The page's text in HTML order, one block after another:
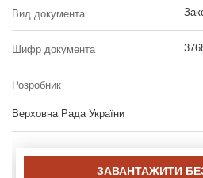
Вид документа
Шифр документа
Розробник
Верховна Рада України
ЗАВАНТАЖИТИ